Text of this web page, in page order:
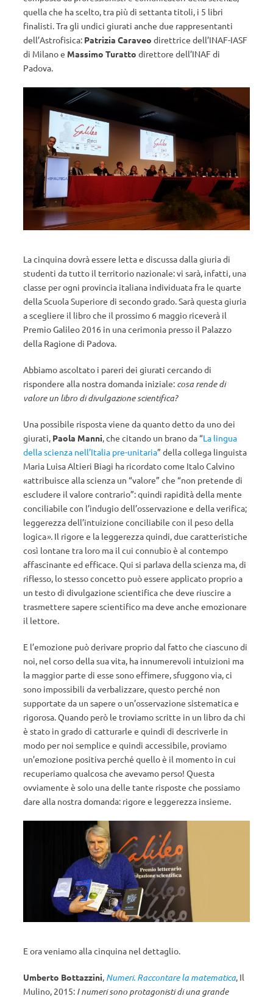
quella che ha scelto, tra più di settanta titoli, i 5 libri
finalisti. Tra gli undici giurati anche due rappresentanti
dell’Astrofisica: Patrizia Caraveo direttrice dell’INAF-IASF
di Milano e Massimo Turatto direttore dell’INAF di
Padova.
La cinquina dovrà essere letta e discussa dalla giuria di
studenti da tutto il territorio nazionale: vi sarà, infatti, una
classe per ogni provincia italiana individuata fra le quarte
della Scuola Superiore di secondo grado. Sarà questa giuria
a scegliere il libro che il prossimo 6 maggio riceverà il
Premio Galileo 2016 in una cerimonia presso il Palazzo
della Ragione di Padova.
Abbiamo ascoltato i pareri dei giurati cercando di
rispondere alla nostra domanda iniziale: cosa rende di
valore un libro di divulgazione scientifica?
Una possibile risposta viene da quanto detto da uno dei
giurati, Paola Manni, che citando un brano da “La lingua
della scienza nell’Italia pre-unitaria” della collega linguista
Maria Luisa Altieri Biagi ha ricordato come Italo Calvino
«attribuisce alla scienza un “valore” che “non pretende di
escludere il valore contrario”: quindi rapidità della mente
conciliabile con l’indugio dell’osservazione e della verifica;
leggerezza dell’intuizione conciliabile con il peso della
logica». Il rigore e la leggerezza quindi, due caratteristiche
così lontane tra loro ma il cui connubio è al contempo
affascinante ed efficace. Qui si parlava della scienza ma, di
riflesso, lo stesso concetto può essere applicato proprio a
un testo di divulgazione scientifica che deve riuscire a
trasmettere sapere scientifico ma deve anche emozionare
il lettore.
E l’emozione può derivare proprio dal fatto che ciascuno di
noi, nel corso della sua vita, ha innumerevoli intuizioni ma
la maggior parte di esse sono effimere, sfuggono via, ci
sono impossibili da verbalizzare, questo perché non
supportate da un sapere o un’osservazione sistematica e
rigorosa. Quando però le troviamo scritte in un libro da chi
è stato in grado di catturarle e quindi di descriverle in
modo per noi semplice e quindi accessibile, proviamo
un’emozione positiva perché quello è il momento in cui
recuperiamo qualcosa che avevamo perso! Questa
ovviamente è solo una delle tante risposte che possiamo
dare alla nostra domanda: rigore e leggerezza insieme.
E ora veniamo alla cinquina nel dettaglio.
Umberto Bottazzini, Numeri. Raccontare la matematica, Il
Mulino, 2015: I numeri sono protagonisti di una grande